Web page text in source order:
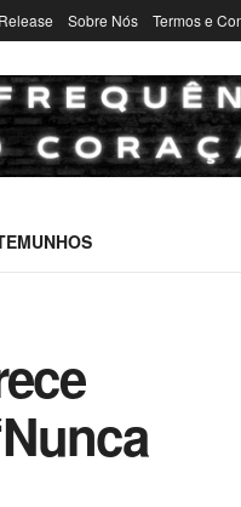
Release Sobre Nós Termos e